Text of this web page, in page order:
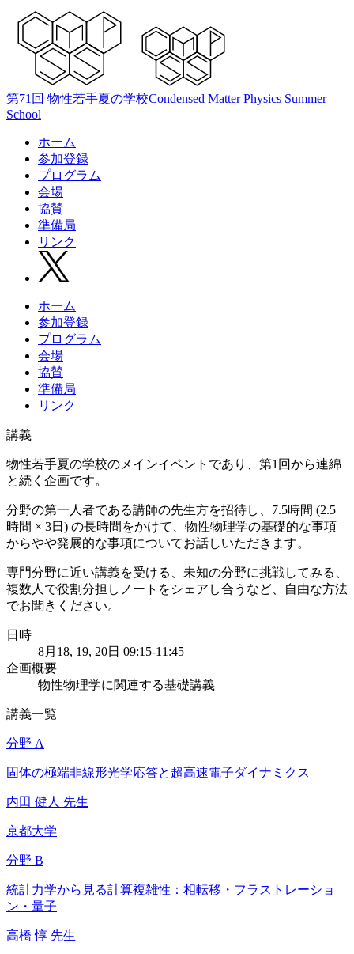
第71回 物性若手夏の学校Condensed Matter Physics Summer
School
ホーム
参加登録
プログラム
会場
協賛
準備局
リンク
ホーム
参加登録
プログラム
会場
協賛
準備局
リンク
講義
物性若手夏の学校のメインイベントであり、第1回から連綿
と続く企画です。
分野の第一人者である講師の先生方を招待し、7.5時間 (2.5
時間 × 3日) の長時間をかけて、物性物理学の基礎的な事項
からやや発展的な事項についてお話しいただきます。
専門分野に近い講義を受ける、未知の分野に挑戦してみる、
複数人で役割分担しノートをシェアし合うなど、自由な方法
でお聞きください。
日時
8月18, 19, 20日 09:15-11:45
企画概要
物性物理学に関連する基礎講義
講義一覧
分野 A
固体の極端非線形光学応答と超高速電子ダイナミクス
内田 健人 先生
京都大学
分野 B
統計力学から見る計算複雑性：相転移・フラストレーショ
ン・量子
高橋 惇 先生